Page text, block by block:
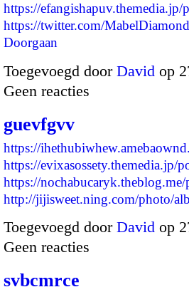
https://efangishapuv.themedia.jp/
https://twitter.com/
Doorgaan
Toegevoegd door David op
Geen reacties
guevfgvv
https://
https://evixasossety.themedia.jp/
https://
http://jijisweet.ning.com/photo/
Toegevoegd door David op
Geen reacties
svbcmrce